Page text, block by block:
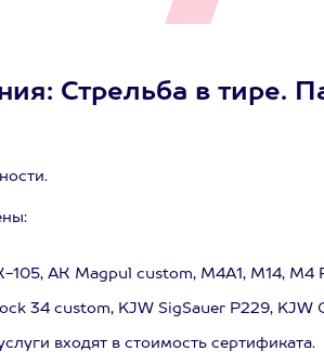
Стрельба в тире.
АК Magpul custom, M4A1, M14, M4
34 custom, KJW SigSauer P229,
входят в стоимость сертификата.